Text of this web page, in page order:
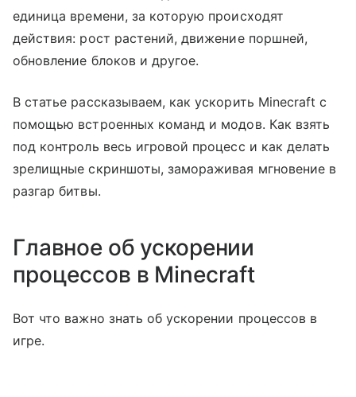
единица времени, за которую происходят
действия: рост растений, движение поршней,
обновление блоков и другое.
В статье рассказываем, как ускорить Minecraft с
помощью встроенных команд и модов. Как взять
под контроль весь игровой процесс и как делать
зрелищные скриншоты, замораживая мгновение в
разгар битвы.
Главное об ускорении
процессов в Minecraft
Вот что важно знать об ускорении процессов в
игре.